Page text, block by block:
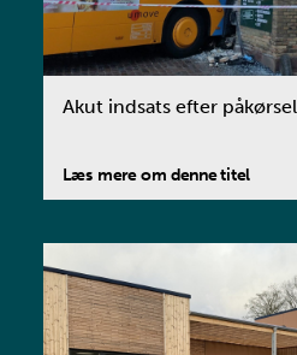
Akut indsats efter påkørsel
Læs mere om denne titel